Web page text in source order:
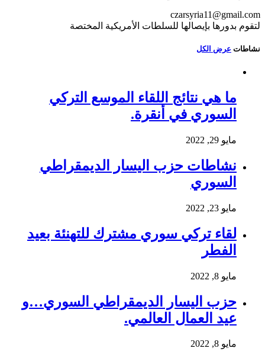
czarsyria11@gmail.com
لتقوم بدورها بإيصالها للسلطات الأمريكية المختصة
نشاطات عرض الكل
ما هي نتائج اللقاء الموسع التركي
السوري في أنقرة.
مايو 29, 2022
نشاطات حزب اليسار الديمقراطي
السوري
مايو 23, 2022
لقاء تركي سوري مشترك للتهنئة بعيد
الفطر
مايو 8, 2022
حزب اليسار الديمقراطي السوري…و
عيد العمال العالمي.
مايو 8, 2022